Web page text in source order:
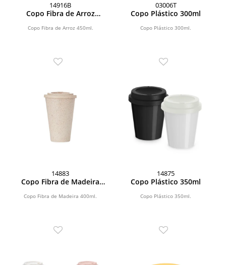
14916B
Copo Fibra de Arroz
Copo Fibra de Arroz 450ml.
03006T
Copo Plástico 300ml
Copo Plástico 300ml.
14883
Copo Fibra de Madeira
Copo Fibra de Madeira 400ml.
14875
Copo Plástico 350ml
Copo Plástico 350ml.